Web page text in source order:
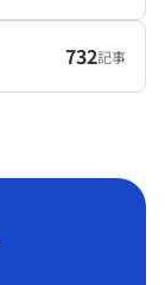
732記事